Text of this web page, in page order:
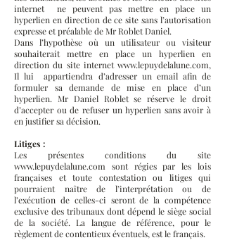
internet ne peuvent pas mettre en place un
hyperlien en direction de ce site sans l’autorisation
expresse et préalable de Mr Roblet Daniel.
Dans l’hypothèse où un utilisateur ou visiteur
souhaiterait mettre en place un hyperlien en
direction du site internet www.lepuydelalune.com,
Il lui appartiendra d’adresser un email afin de
formuler sa demande de mise en place d’un
hyperlien. Mr Daniel Roblet se réserve le droit
d’accepter ou de refuser un hyperlien sans avoir à
en justifier sa décision.
Litiges :
Les présentes conditions du site
www.lepuydelalune.com sont régies par les lois
françaises et toute contestation ou litiges qui
pourraient naître de l’interprétation ou de
l’exécution de celles-ci seront de la compétence
exclusive des tribunaux dont dépend le siège social
de la société. La langue de référence, pour le
règlement de contentieux éventuels, est le français.